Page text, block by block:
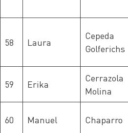
58 Laura
Cepeda
Golferichs
59 Erika
Cerrazola
Molina
60 Manuel Chaparro